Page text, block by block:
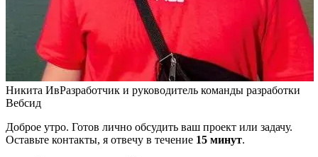
Никита ИвРазработчик и руководитель команды разработки
Вебсид
Доброе утро. Готов лично обсудить ваш проект или задачу.
Оставьте контакты, я отвечу в течение 15 минут.